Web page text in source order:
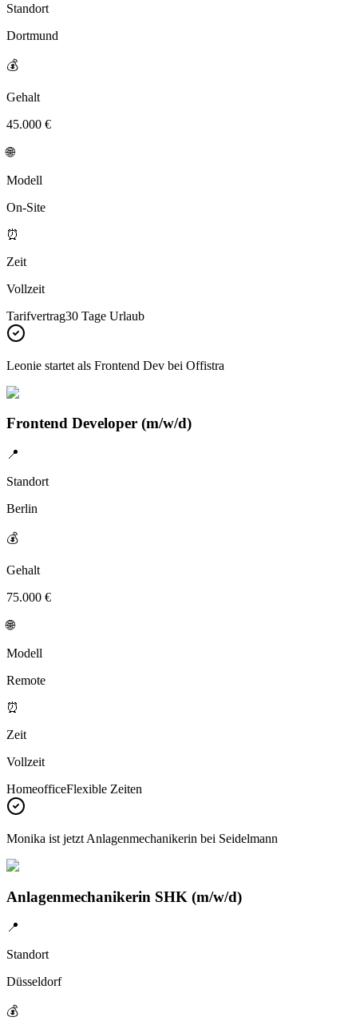
Standort
Dortmund
💰
Gehalt
45.000 €
🌐
Modell
On-Site
⏰
Zeit
Vollzeit
Tarifvertrag30 Tage Urlaub
Leonie startet als Frontend Dev bei Offistra
Frontend Developer (m/w/d)
📍
Standort
Berlin
💰
Gehalt
75.000 €
🌐
Modell
Remote
⏰
Zeit
Vollzeit
HomeofficeFlexible Zeiten
Monika ist jetzt Anlagenmechanikerin bei Seidelmann
Anlagenmechanikerin SHK (m/w/d)
📍
Standort
Düsseldorf
💰